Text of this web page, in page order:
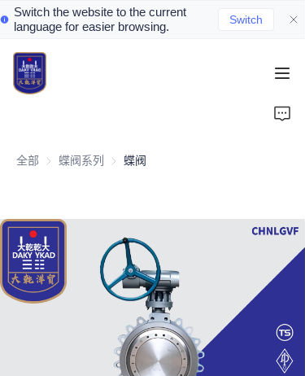
Switch the website to the current
language for easier browsing.
Switch
全部 蝶阀系列 蝶阀系列
蝶阀
Home
Valve Products
Valve News
Contact Us